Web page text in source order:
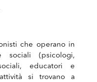
che operano in
sociali (psicologi,
educatori e
si trovano a